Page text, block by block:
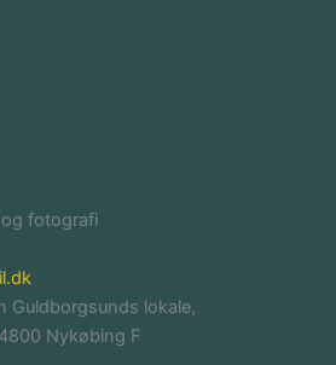
fotografi
Guldborgsunds lokale,
Nykøbing F